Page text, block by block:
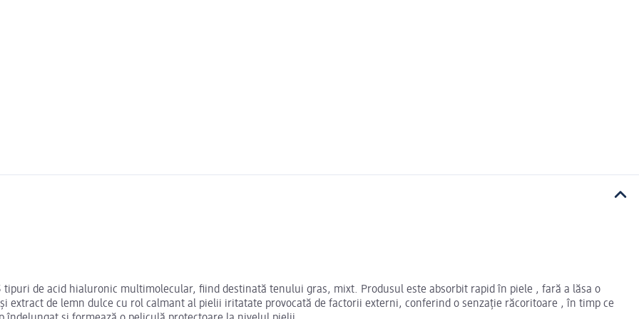
de acid hialuronic multimolecular, fiind destinată tenului gras, mixt. Produsul este absorbit rapid în piele , fară a lăsa o
extract de lemn dulce cu rol calmant al pielii iritatate provocată de factorii externi, conferind o senzație răcoritoare , în timp ce